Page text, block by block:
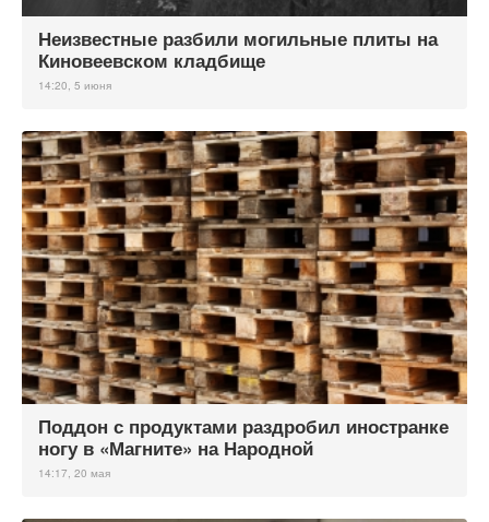
Неизвестные разбили могильные плиты на
Киновеевском кладбище
14:20, 5 июня
Поддон с продуктами раздробил иностранке
ногу в «Магните» на Народной
14:17, 20 мая